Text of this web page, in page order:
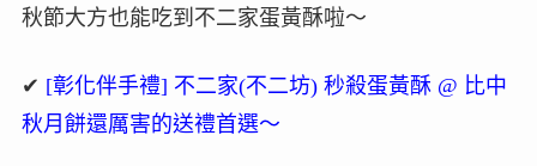
秋節大方也能吃到不二家蛋黃酥啦～
✔ [彰化伴手禮] 不二家(不二坊) 秒殺蛋黃酥 @ 比中
秋月餅還厲害的送禮首選～